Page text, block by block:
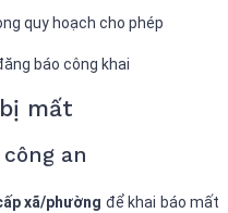
quy hoạch cho phép
báo công khai
mất
an
xã/phường để khai báo mất